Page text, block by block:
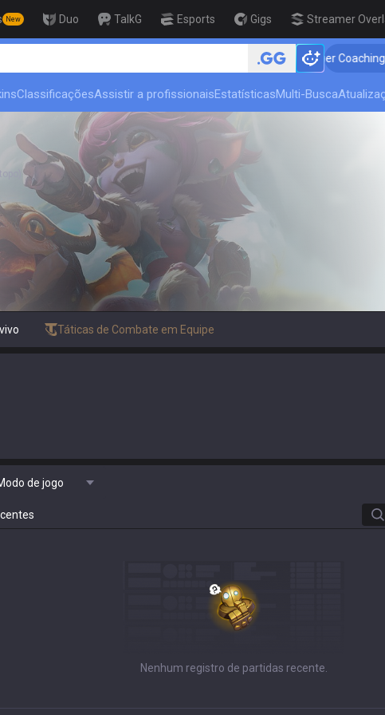
New Duo TalkG Esports Gigs Streamer
🏆 Rank Up in 3 Days! Challenger Coaching
ClassificaçõesAssistir a profissionaisEstatísticasMulti-Busca
Táticas de Combate em Equipe
de jogo
Nenhum registro de partidas recente.